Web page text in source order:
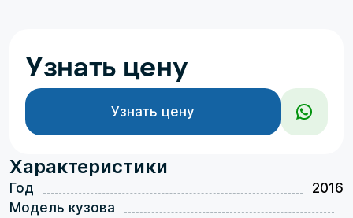
Характеристики
Год
2016
Модель кузова
Узнать цену
Узнать цену